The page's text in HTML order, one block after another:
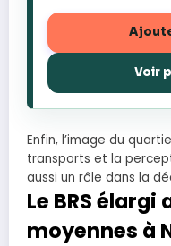
Voir
Enfin, l’image du
transports et la
aussi un rôle dans la
Le BRS élargi
moyennes à